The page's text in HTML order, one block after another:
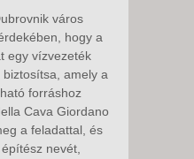
város
hogy a
egy vízvezeték
amely a
forráshoz
Cava Giordano
a feladattal, és
nevét,